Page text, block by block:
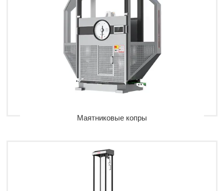
Маятниковые копры